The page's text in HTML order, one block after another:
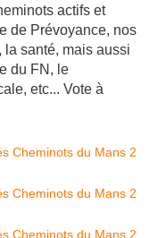
actifs et
de Prévoyance, nos
santé, mais aussi
du FN, le
etc... Vote à